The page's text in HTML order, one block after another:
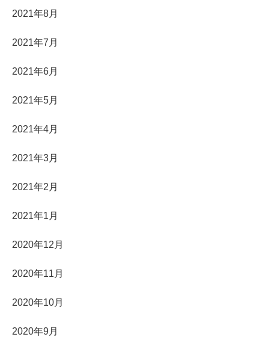
2021年8月
2021年7月
2021年6月
2021年5月
2021年4月
2021年3月
2021年2月
2021年1月
2020年12月
2020年11月
2020年10月
2020年9月